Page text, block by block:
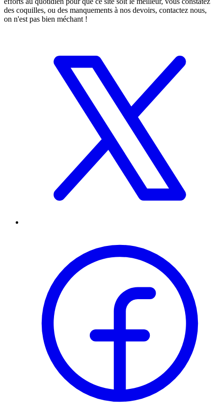
des coquilles, ou des manquements à nos devoirs, contactez nous,
on n'est pas bien méchant !